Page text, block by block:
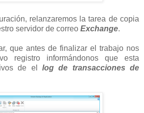
relanzaremos la tarea de copia
servidor de correo Exchange.
que antes de finalizar el trabajo nos
registro informándonos que esta
de el log de transacciones de